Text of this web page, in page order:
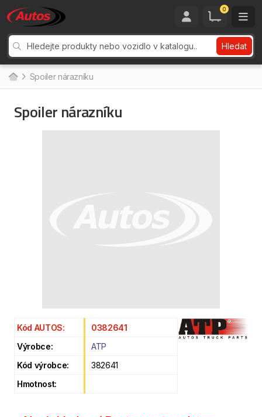
0
Hledat
Spoiler nárazníku
Spoiler nárazníku
Kód AUTOS:
0382641
Výrobce:
ATP
Kód výrobce:
382641
Hmotnost: